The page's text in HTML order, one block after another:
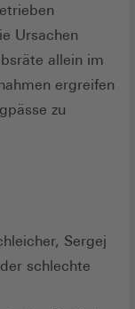
Ursachen
allein im
ergreifen
zu
Sergej
schlechte